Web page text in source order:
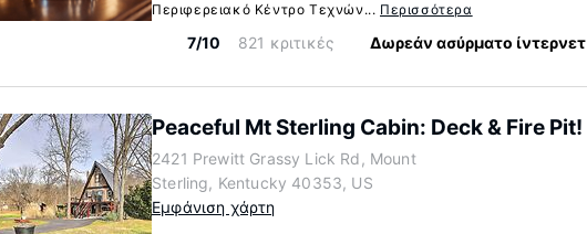
Περιφερειακό Κέντρο Τεχνών... Περισσότερα
7/10 821 κριτικές Δωρεάν ασύρματο ίντερνετ
Peaceful Mt Sterling Cabin: Deck & Fire Pit!
2421 Prewitt Grassy Lick Rd, Mount
Sterling, Kentucky 40353, US
Εμφάνιση χάρτη